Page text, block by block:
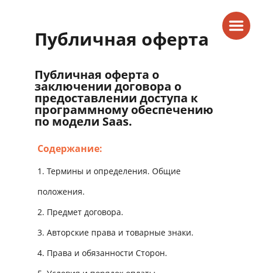
Публичная оферта
Публичная оферта о
заключении договора о
предоставлении доступа к
программному обеспечению
по модели Saas.
Содержание:
1. Термины и определения. Общие
положения.
2. Предмет договора.
3. Авторские права и товарные знаки.
4. Права и обязанности Сторон.